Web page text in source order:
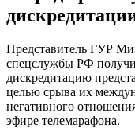
Представитель ГУР
спецслужбы РФ
дискредитацию
целью срыва их
негативного
эфире телемарафона.